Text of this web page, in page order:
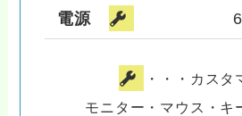
電源
・・・カスタ
モニター・マウス・キ